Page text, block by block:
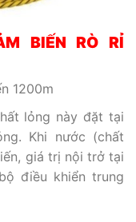
BIẾN RÒ RỈ
1200m
lỏng này đặt tại
Khi nước (chất
giá trị nội trở tại
điều khiển trung